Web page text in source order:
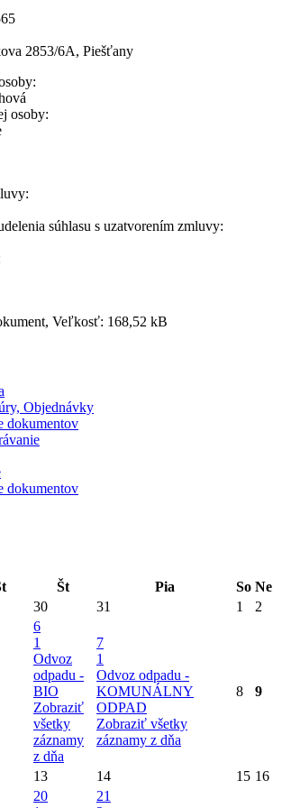
2853/6A, Piešťany
osoby:
súhlasu s uzatvorením zmluvy:
Veľkosť: 168,52 kB
Objednávky
dokumentov
dokumentov
Št Pia So Ne
30 31 1 2
6
1
Odvoz
odpadu -
BIO
Zobraziť
všetky
záznamy
z dňa
7
1
Odvoz odpadu -
KOMUNÁLNY
ODPAD
Zobraziť všetky
záznamy z dňa
8 9
13 14 15 16
20
21